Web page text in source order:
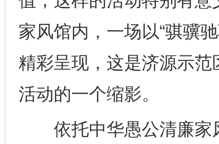
家风馆内，一场以“骐骥
精彩呈现，这是济源示
活动的一个缩影。
依托中华愚公清廉家